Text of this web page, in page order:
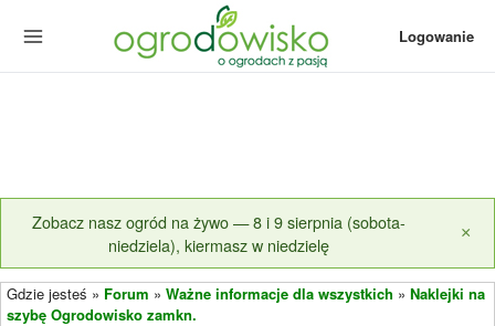
Logowanie
Zobacz nasz ogród na żywo — 8 i 9 sierpnia (sobota-
niedziela), kiermasz w niedzielę
×
Gdzie jesteś » Forum » Ważne informacje dla wszystkich » Naklejki na
szybę Ogrodowisko zamkn.